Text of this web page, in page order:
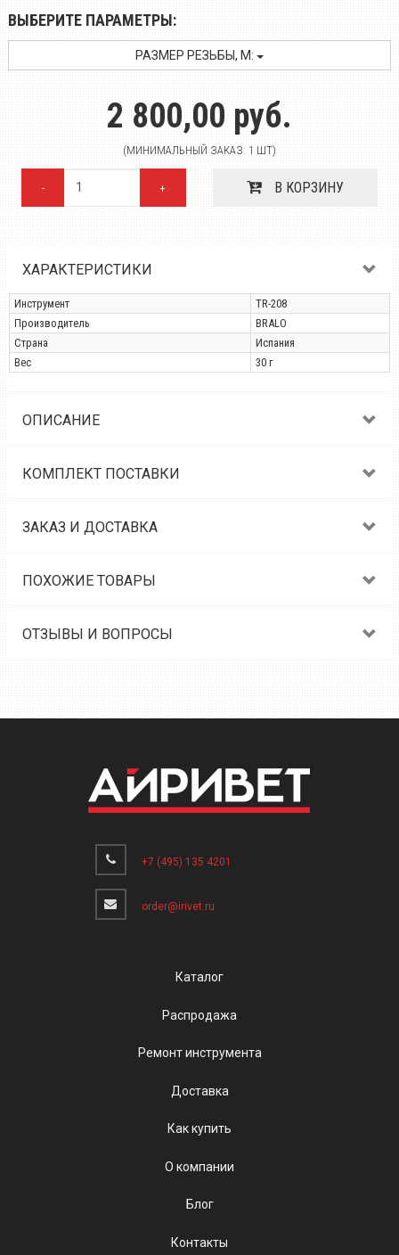
ВЫБЕРИТЕ ПАРАМЕТРЫ:
РАЗМЕР РЕЗЬБЫ, M:
2 800,00 руб.
(МИНИМАЛЬНЫЙ ЗАКАЗ: 1 ШТ)
- + В КОРЗИНУ
ХАРАКТЕРИСТИКИ
Инструмент
TR-208
Производитель
BRALO
Страна
Испания
Вес
30 г
ОПИСАНИЕ
КОМПЛЕКТ ПОСТАВКИ
ЗАКАЗ И ДОСТАВКА
ПОХОЖИЕ ТОВАРЫ
ОТЗЫВЫ И ВОПРОСЫ
+7 (495) 135 4201
order@irivet.ru
Каталог
Распродажа
Ремонт инструмента
Доставка
Как купить
О компании
Блог
Контакты